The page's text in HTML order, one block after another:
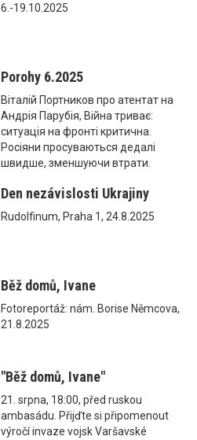
6.-19.10.2025
Porohy 6.2025
Віталій Портников про атентат на
Андрія Парубія, Війна триває:
ситуація на фронті критична.
Росіяни просуваються дедалі
швидше, зменшуючи втрати.
Den nezávislosti Ukrajiny
Rudolfinum, Praha 1, 24.8.2025
Běž domů, Ivane
Fotoreportáž: nám. Borise Němcova,
21.8.2025
"Běž domů, Ivane"
21. srpna, 18:00, před ruskou
ambasádu. Přijďte si připomenout
výročí invaze vojsk Varšavské